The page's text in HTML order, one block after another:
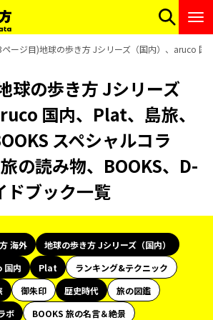
ページ目)地球の歩き方 Jシリーズ（国内）、aruco 国
球の歩き方 Jシリーズ
国内、Plat、島旅、
スペシャルコラ
の読み物、BOOKS、D-
ブック一覧
海外
地球の歩き方 Jシリーズ（国内）
国内 Plat
ランキング&テクニック
御朱印 歴史時代
旅の図鑑
ボ
BOOKS 旅の名言＆絶景